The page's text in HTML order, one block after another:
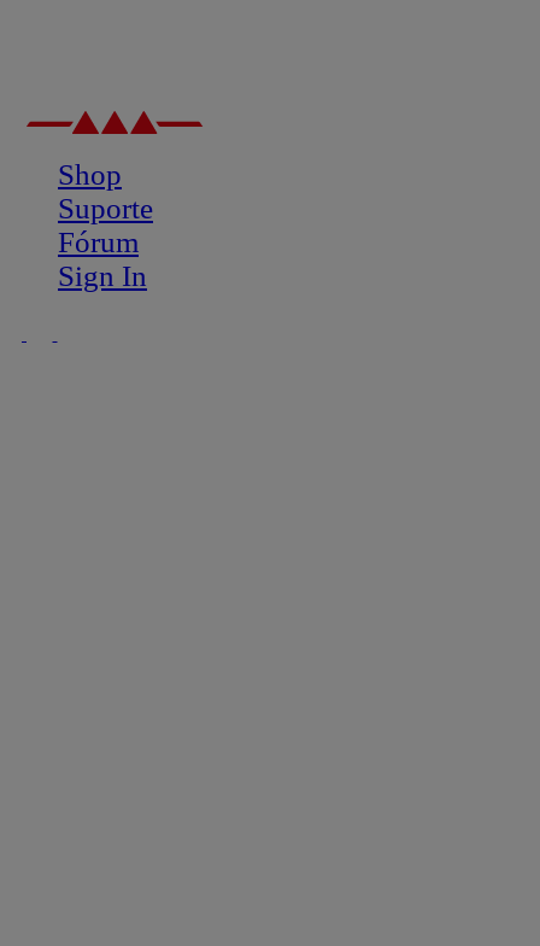
Shop
Suporte
Fórum
Sign In